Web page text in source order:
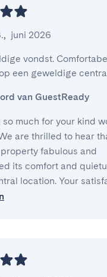
, juni 2026
vondst.
een geweldige
van GuestReady
so much for your kind
are thrilled to hear
fabulous and
its comfort and
location. Your